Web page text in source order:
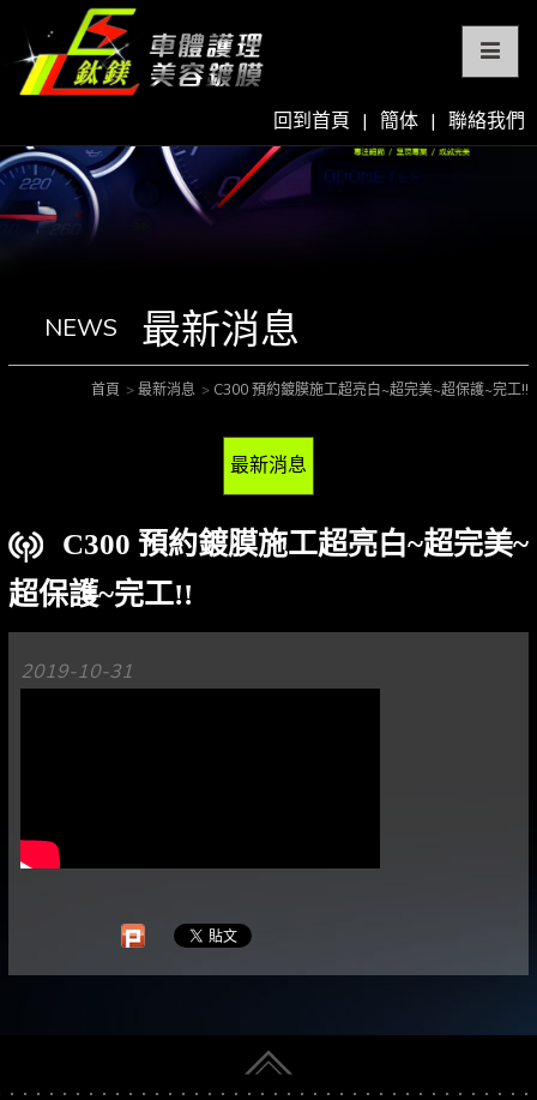
回到首頁 | 簡体 | 聯絡我們
NEWS 最新消息
首頁 最新消息 C300 預約鍍膜施工超亮白~超完美~超保護~完工!!
最新消息
C300 預約鍍膜施工超亮白~超完美~
超保護~完工!!
2019-10-31